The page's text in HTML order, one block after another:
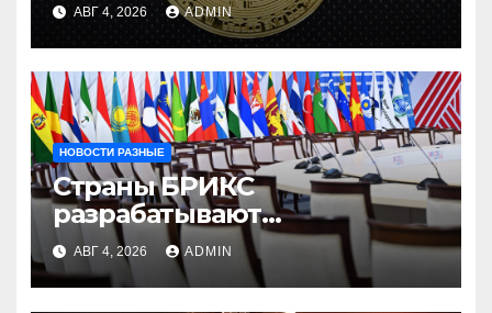
АВГ 4, 2026 ADMIN
НОВОСТИ РАЗНЫЕ
Страны БРИКС
разрабатывают
инфраструктуру на базе
цифровых валют
центробанков
АВГ 4, 2026 ADMIN